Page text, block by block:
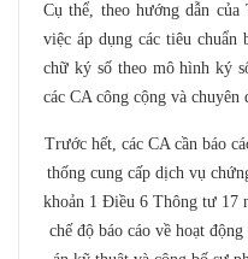
Cụ thể, theo hướng dẫn
việc áp dụng các tiêu
chữ ký số theo mô hình ký
các CA công cộng và
Trước hết, các CA cần báo
thống cung cấp dịch vụ
khoản 1 Điều 6 Thông tư 17
chế độ báo cáo về hoạt